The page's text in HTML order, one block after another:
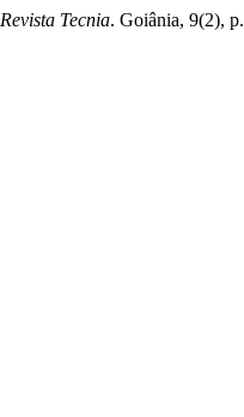
Revista Tecnia. Goiânia, 9(2),